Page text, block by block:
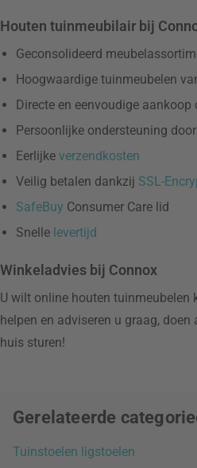
Houten tuinmeubilair bij
Geconsolideerd
Hoogwaardige tuinmeubelen
Directe en eenvoudige aankoop
Persoonlijke ondersteuning
Eerlijke verzendkosten
Veilig betalen dankzij SSL-
SafeBuy Consumer Care lid
Snelle levertijd
Winkeladvies bij Connox
U wilt online houten tuinmeubelen
helpen en adviseren u graag,
huis sturen!
Gerelateerde
Tuinstoelen ligstoelen